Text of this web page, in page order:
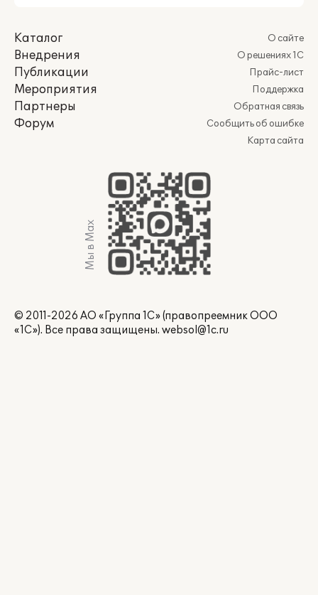
Каталог
Внедрения
Публикации
Мероприятия
Партнеры
Форум
О сайте
О решениях 1С
Прайс-лист
Поддержка
Обратная связь
Сообщить об ошибке
Карта сайта
Мы в Max
© 2011-2026 АО «Группа 1С» (правопреемник ООО
«1С»). Все права защищены. websol@1c.ru